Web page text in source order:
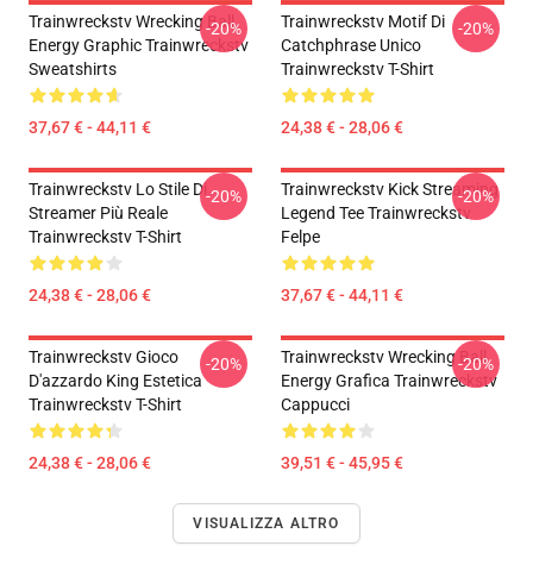
Trainwreckstv Wrecking Ball
Energy Graphic Trainwreckstv
Sweatshirts
37,67 € - 44,11 €
-20%
Trainwreckstv Motif Di
Catchphrase Unico
Trainwreckstv T-Shirt
24,38 € - 28,06 €
-20%
Trainwreckstv Lo Stile Di
Streamer Più Reale
Trainwreckstv T-Shirt
24,38 € - 28,06 €
-20%
Trainwreckstv Kick Streaming
Legend Tee Trainwreckstv
Felpe
37,67 € - 44,11 €
-20%
Trainwreckstv Gioco
D'azzardo King Estetica
Trainwreckstv T-Shirt
24,38 € - 28,06 €
-20%
Trainwreckstv Wrecking Ball
Energy Grafica Trainwreckstv
Cappucci
39,51 € - 45,95 €
-20%
VISUALIZZA ALTRO